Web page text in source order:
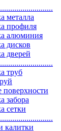
металла
профиля
алюминия
дисков
дверей
труб
поверхности
забора
сетки
калитки